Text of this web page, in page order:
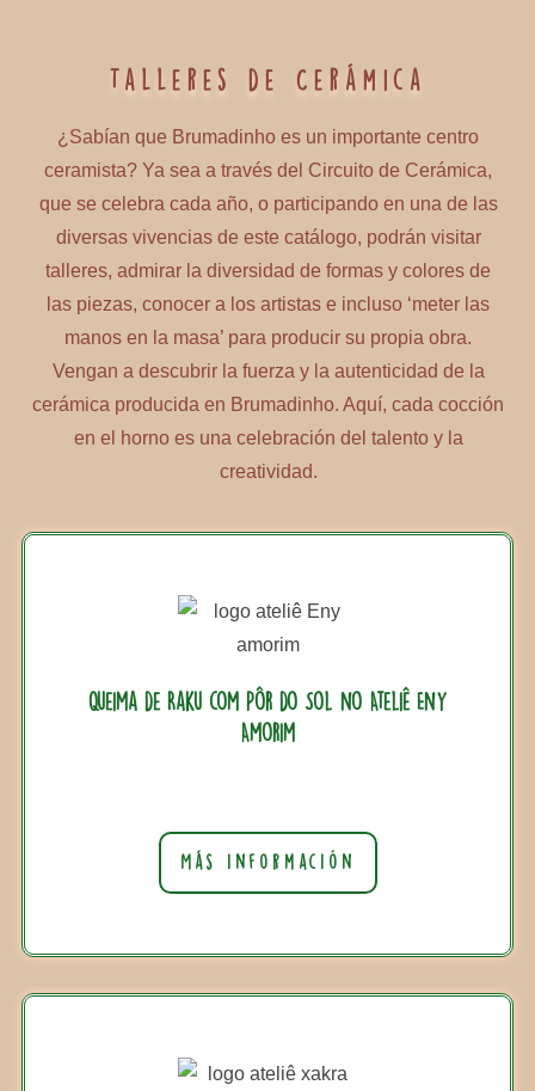
Talleres de Cerámica
¿Sabían que Brumadinho es un importante centro
ceramista? Ya sea a través del Circuito de Cerámica,
que se celebra cada año, o participando en una de las
diversas vivencias de este catálogo, podrán visitar
talleres, admirar la diversidad de formas y colores de
las piezas, conocer a los artistas e incluso ‘meter las
manos en la masa’ para producir su propia obra.
Vengan a descubrir la fuerza y la autenticidad de la
cerámica producida en Brumadinho. Aquí, cada cocción
en el horno es una celebración del talento y la
creatividad.
Queima de Raku com Pôr do Sol no Ateliê Eny
Amorim
Más información